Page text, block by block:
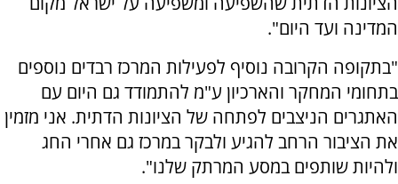
המדינה ועד היום".
"בתקופה הקרובה נוסיף לפעילות המרכז רבדים נוספים
בתחומי המחקר והארכיון ע"מ להתמודד גם היום עם
האתגרים הניצבים לפתחה של הציונות הדתית. אני מזמין
את הציבור הרחב להגיע ולבקר במרכז גם אחרי החג
ולהיות שותפים במסע המרתק שלנו".